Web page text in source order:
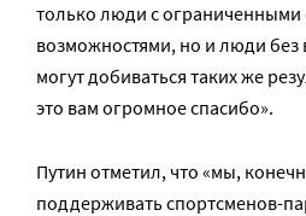
только люди с
возможностями, но и люди без
могут добиваться таких же
это вам огромное спасибо».
Путин отметил, что «мы,
поддерживать спортсменов-